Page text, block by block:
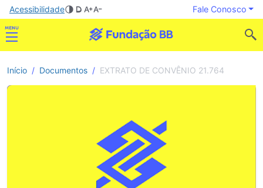
Acessibilidade Fale Conosco
Início Documentos EXTRATO DE CONVÊNIO 21.764